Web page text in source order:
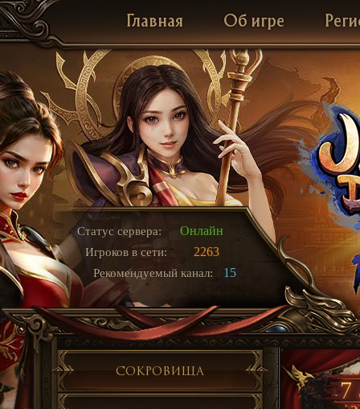
Главная Об игре
Статус сервера: Онлайн
Игроков в сети: 2263
Рекомендуемый канал: 15
Сокровища
7